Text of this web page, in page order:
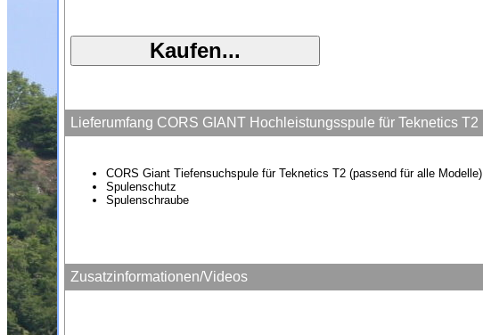
Lieferumfang CORS GIANT Hochleistungsspule für Teknetics T2
CORS Giant Tiefensuchspule für Teknetics T2 (passend für alle Modelle)
Spulenschutz
Spulenschraube
Zusatzinformationen/Videos